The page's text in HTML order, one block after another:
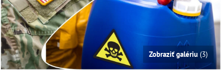
Zobraziť galériu (3)